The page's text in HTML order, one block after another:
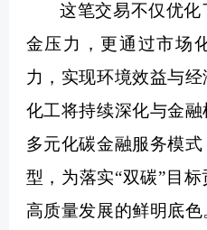
这笔交易不仅优
金压力，更通过市场
力，实现环境效益与
化工将持续深化与金
多元化碳金融服务模
型，为落实“双碳”目
高质量发展的鲜明底